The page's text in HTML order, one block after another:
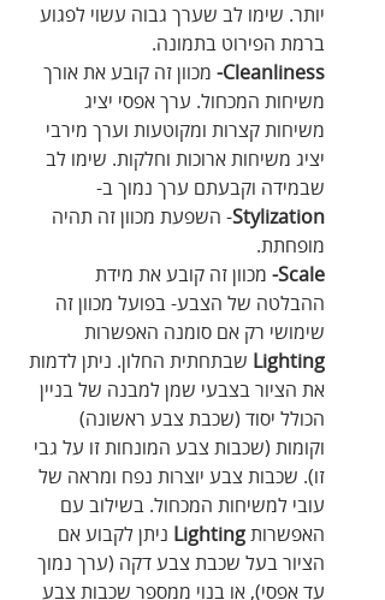
יותר. שימו לב שערך גבוה עשוי לפגוע
ברמת הפירוט בתמונה.
Cleanliness- מכוון זה קובע את אורך
משיחות המכחול. ערך אפסי יציג
משיחות קצרות ומקוטעות וערך מירבי
יציג משיחות ארוכות וחלקות. שימו לב
שבמידה וקבעתם ערך נמוך ב-
Stylization- השפעת מכוון זה תהיה
מופחתת.
Scale- מכוון זה קובע את מידת
ההבלטה של הצבע- בפועל מכוון זה
שימושי רק אם סומנה האפשרות
Lighting שבתחתית החלון. ניתן לדמות
את הציור בצבעי שמן למבנה של בניין
הכולל יסוד (שכבת צבע ראשונה)
וקומות (שכבות צבע המונחות זו על גבי
זו). שכבות צבע יוצרות נפח ומראה של
עובי למשיחות המכחול. בשילוב עם
האפשרות Lighting ניתן לקבוע אם
הציור בעל שכבת צבע דקה (ערך נמוך
עד אפסי), או בנוי ממספר שכבות צבע